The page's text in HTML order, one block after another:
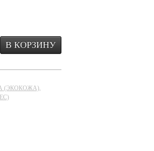
(ЭКОКОЖА),